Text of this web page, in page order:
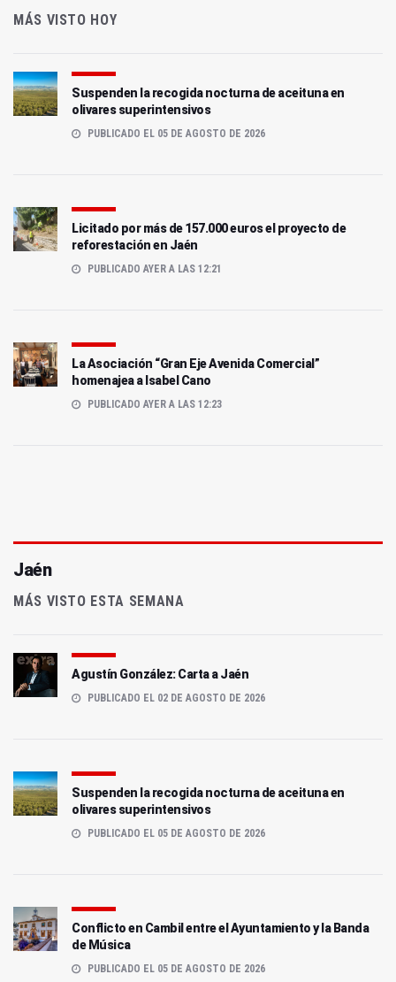
MÁS VISTO HOY
Suspenden la recogida nocturna de aceituna en
olivares superintensivos
PUBLICADO EL 05 DE AGOSTO DE 2026
Licitado por más de 157.000 euros el proyecto de
reforestación en Jaén
PUBLICADO AYER A LAS 12:21
La Asociación “Gran Eje Avenida Comercial”
homenajea a Isabel Cano
PUBLICADO AYER A LAS 12:23
Jaén
MÁS VISTO ESTA SEMANA
Agustín González: Carta a Jaén
PUBLICADO EL 02 DE AGOSTO DE 2026
Suspenden la recogida nocturna de aceituna en
olivares superintensivos
PUBLICADO EL 05 DE AGOSTO DE 2026
Conflicto en Cambil entre el Ayuntamiento y la Banda
de Música
PUBLICADO EL 05 DE AGOSTO DE 2026